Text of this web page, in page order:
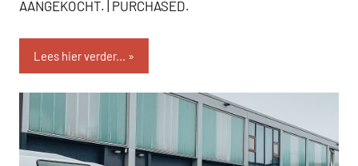
AANGEKOCHT. | PURCHASED.
Lees hier verder...